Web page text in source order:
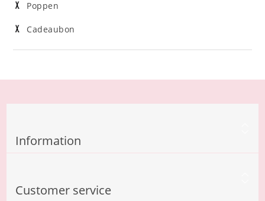
Poppen
Cadeaubon
Information
Customer service